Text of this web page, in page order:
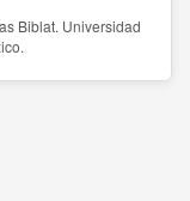
Biblat. Universidad